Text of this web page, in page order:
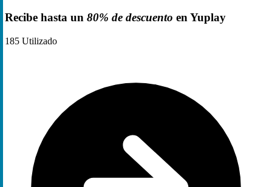
Recibe hasta un 80% de descuento en Yuplay
185 Utilizado